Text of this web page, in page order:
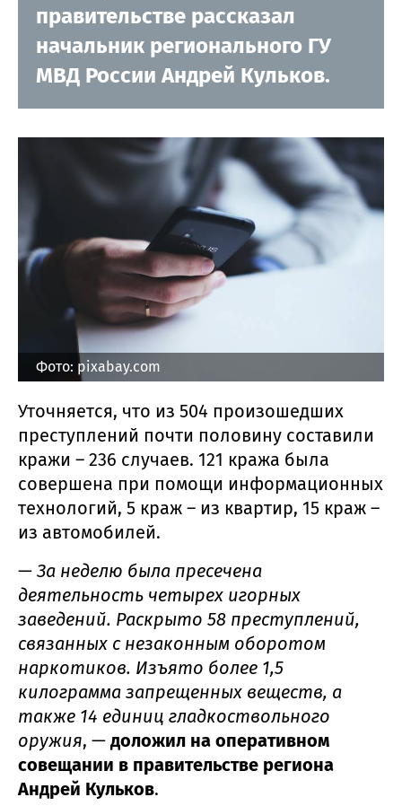
правительстве рассказал
начальник регионального ГУ
МВД России Андрей Кульков.
Фото: pixabay.com
Уточняется, что из 504 произошедших
преступлений почти половину составили
кражи – 236 случаев. 121 кража была
совершена при помощи информационных
технологий, 5 краж – из квартир, 15 краж –
из автомобилей.
— За неделю была пресечена
деятельность четырех игорных
заведений. Раскрыто 58 преступлений,
связанных с незаконным оборотом
наркотиков. Изъято более 1,5
килограмма запрещенных веществ, а
также 14 единиц гладкоствольного
оружия, — доложил на оперативном
совещании в правительстве региона
Андрей Кульков.